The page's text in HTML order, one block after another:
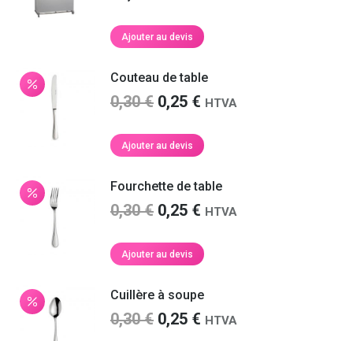
Ajouter au devis
Couteau de table
0,30€ Le
initial
0,30 €.
0,25 € Le
actuel
0,25 €.
HTVA
Ajouter au devis
Fourchette de table
0,30€ Le
initial
0,30 €.
0,25 € Le
actuel
0,25 €.
HTVA
Ajouter au devis
Cuillère à soupe
0,30€ Le
0,25 € Le
HTVA